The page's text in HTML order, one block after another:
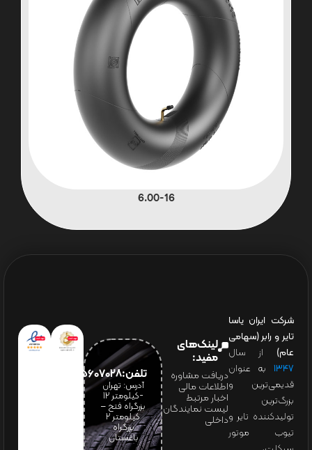
6.00-16
شرکت ایران یاسا
تایر و رابر (سهامی
عام) از سال
۱۳۴۷ به عنوان
قدیمی‌ترین و
بزرگ‌ترین
تولیدکننده تایر و
تیوب موتور
لینک‌های
مفید:
دریافت مشاوره
اطلاعات مالی
اخبار مرتبط
لیست نمایندگان
داخلی
تلفن:65607028(021)
آدرس: تهران
-کیلومتر 12
بزرگراه فتح –
کیلومتر ۲
بزرگراه
باغستان